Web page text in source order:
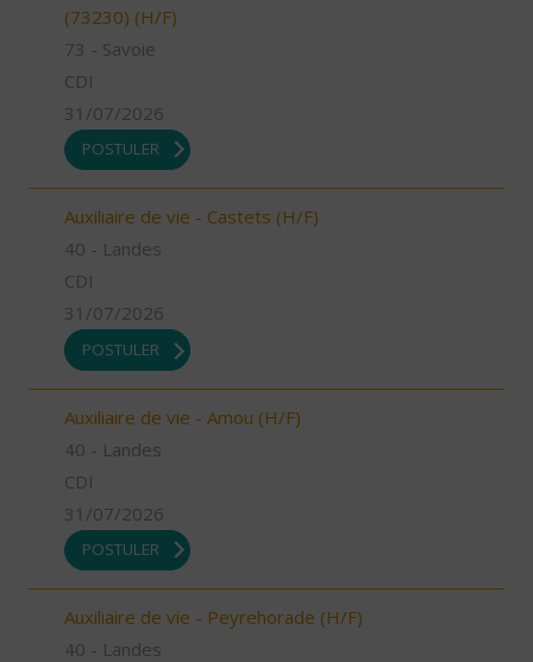
(73230) (H/F)
73 - Savoie
CDI
31/07/2026
POSTULER
Auxiliaire de vie - Castets (H/F)
40 - Landes
CDI
31/07/2026
POSTULER
Auxiliaire de vie - Amou (H/F)
40 - Landes
CDI
31/07/2026
POSTULER
Auxiliaire de vie - Peyrehorade (H/F)
40 - Landes